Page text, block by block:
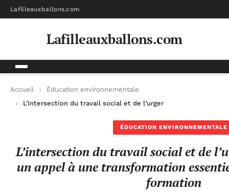
Lafilleauxballons.com
Lafilleauxballons.com
Accueil
Éducation environnementale
L’intersection du travail social et de l’urgence climatique :
ÉDUCATION ENVIRONNEMENTALE
L’intersection du travail social et de
un appel à une transformation
formation